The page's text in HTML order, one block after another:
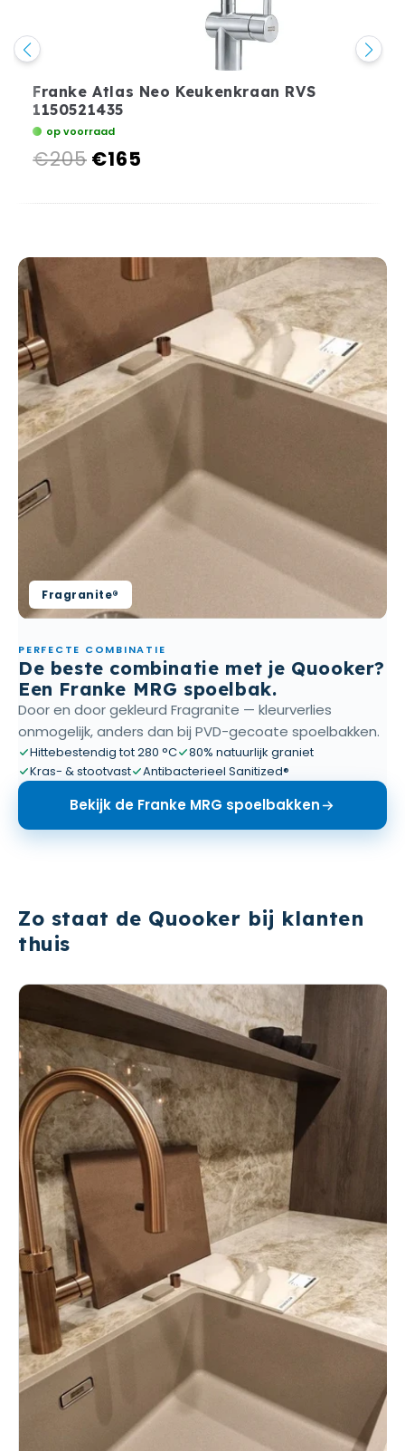
Franke Atlas Neo Keukenkraan RVS
1150521435
op voorraad
Normale
€205 Aanbiedingsprijs
€165
Fragranite®
PERFECTE COMBINATIE
De beste combinatie met je Quooker?
Een Franke MRG spoelbak.
Door en door gekleurd Fragranite — kleurverlies
onmogelijk, anders dan bij PVD-gecoate spoelbakken.
Hittebestendig tot 280 °C
80% natuurlijk graniet
Kras- & stootvast
Antibacterieel Sanitized®
Bekijk de Franke MRG spoelbakken
Zo staat de Quooker bij klanten
thuis